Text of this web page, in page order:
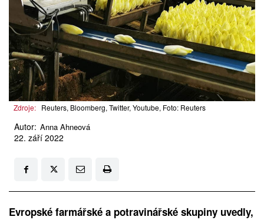
Zdroje: Reuters, Bloomberg, Twitter, Youtube, Foto: Reuters
Autor: Anna Ahneová
22. září 2022
Evropské farmářské a potravinářské skupiny uvedly,